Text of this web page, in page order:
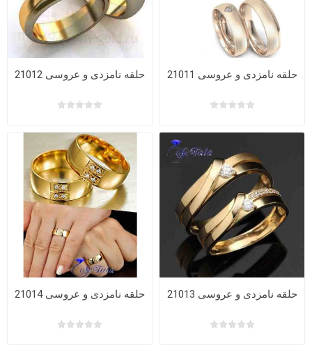
حلقه نامزدی و عروسی 21011 حلقه نامزدی و عروسی 21012
حلقه نامزدی و عروسی 21013 حلقه نامزدی و عروسی 21014